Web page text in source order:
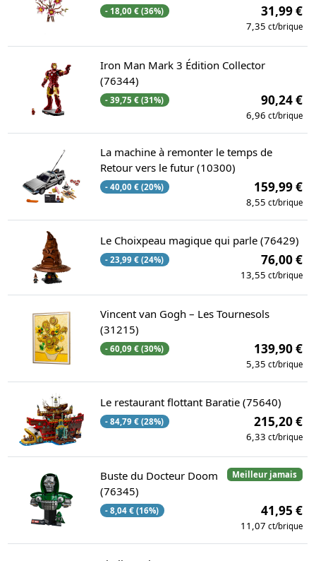
- 18,00 € (36%) 31,99 €
7,35 ct/brique
Iron Man Mark 3 Édition Collector
(76344)
- 39,75 € (31%) 90,24 €
6,96 ct/brique
La machine à remonter le temps de
Retour vers le futur (10300)
- 40,00 € (20%) 159,99 €
8,55 ct/brique
Le Choixpeau magique qui parle (76429)
- 23,99 € (24%) 76,00 €
13,55 ct/brique
Vincent van Gogh – Les Tournesols
(31215)
- 60,09 € (30%) 139,90 €
5,35 ct/brique
Le restaurant flottant Baratie (75640)
- 84,79 € (28%) 215,20 €
6,33 ct/brique
Meilleur jamais
Buste du Docteur Doom
(76345)
- 8,04 € (16%) 41,95 €
11,07 ct/brique